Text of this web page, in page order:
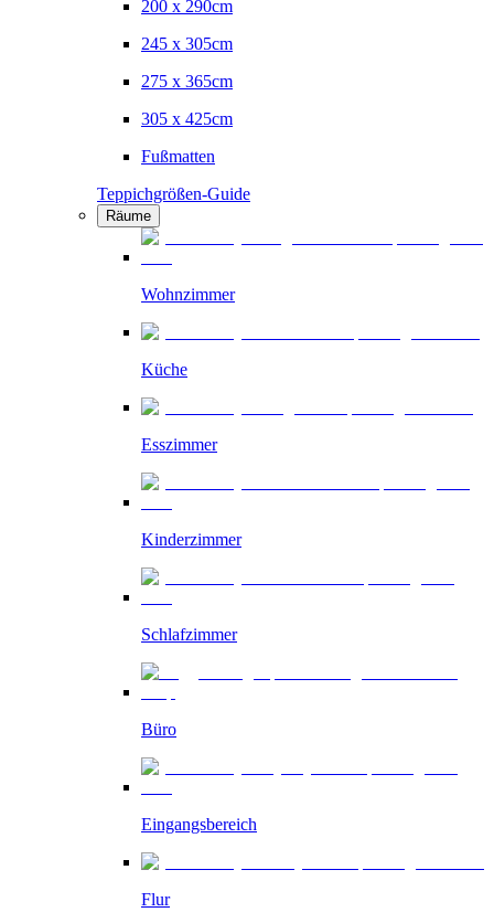
200 x 290cm
245 x 305cm
275 x 365cm
305 x 425cm
Fußmatten
Teppichgrößen-Guide
Räume
Wohnzimmer
Küche
Esszimmer
Kinderzimmer
Schlafzimmer
Büro
Eingangsbereich
Flur